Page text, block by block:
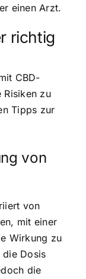
einen Arzt.
richtig
CBD-
Risiken zu
Tipps zur
von
von
mit einer
Wirkung zu
die Dosis
die